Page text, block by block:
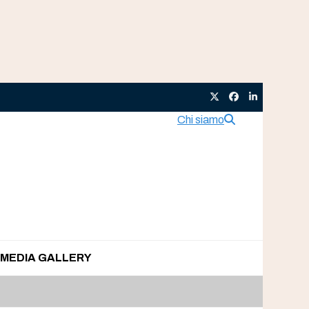
TwitterFacebook
LinkedIn
Chi siamo
MEDIA GALLERY